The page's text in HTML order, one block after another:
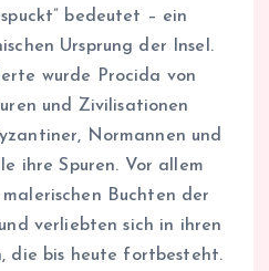
bedeutet – ein
Ursprung der Insel.
wurde Procida von
und Zivilisationen
Normannen und
ihre Spuren. Vor allem
Buchten der
verliebten sich in ihren
die bis heute fortbesteht.